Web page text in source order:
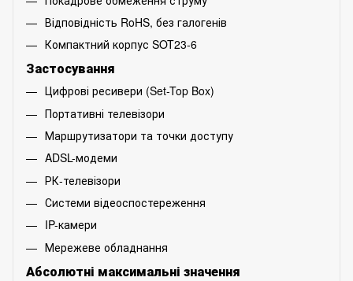
Відповідність RoHS, без галогенів
Компактний корпус SOT23-6
Застосування
Цифрові ресивери (Set-Top Box)
Портативні телевізори
Маршрутизатори та точки доступу
ADSL-модеми
РК-телевізори
Системи відеоспостереження
IP-камери
Мережеве обладнання
Абсолютні максимальні значення